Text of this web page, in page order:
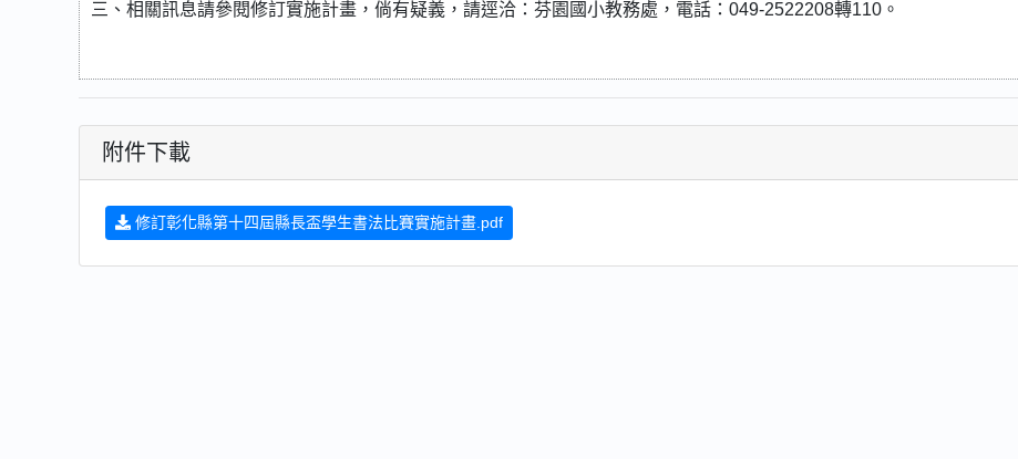
三、相關訊息請參閱修訂實施計畫，倘有疑義，請逕洽：芬園國小教務處，電話：049-2522208轉110。
附件下載
修訂彰化縣第十四屆縣長盃學生書法比賽實施計畫.pdf